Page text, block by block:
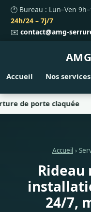
🕐 Bureau : Lun–Ven
24h/24 – 7j/7
✉️ contact@amg-
AMG
Accueil Nos
porte claquée
Accueil ›
24/7,